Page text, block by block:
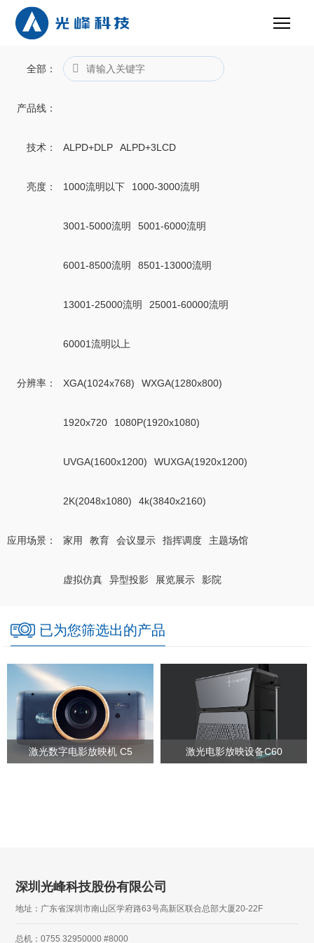
全部 ：
产品线 ：
技术 ： ALPD+DLP ALPD+3LCD
亮度 ： 1000流明以下 1000-3000流明
3001-5000流明 5001-6000流明
6001-8500流明 8501-13000流明
13001-25000流明 25001-60000流明
60001流明以上
分辨率 ： XGA(1024x768) WXGA(1280x800)
1920x720 1080P(1920x1080)
UVGA(1600x1200) WUXGA(1920x1200)
2K(2048x1080) 4k(3840x2160)
应用场景 ： 家用 教育 会议显示 指挥调度 主题场馆
虚拟仿真 异型投影 展览展示 影院
已为您筛选出的产品
激光数字电影放映机 C5 激光电影放映设备C60
深圳光峰科技股份有限公司
地址：广东省深圳市南山区学府路63号高新区联合总部大厦20-22F
总机：0755 32950000 #8000